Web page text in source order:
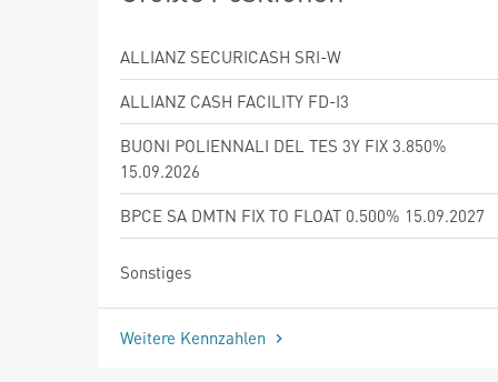
ALLIANZ SECURICASH SRI-W
ALLIANZ CASH FACILITY FD-I3
BUONI POLIENNALI DEL TES 3Y FIX 3.850%
15.09.2026
BPCE SA DMTN FIX TO FLOAT 0.500% 15.09.2027
Sonstiges
Weitere Kennzahlen